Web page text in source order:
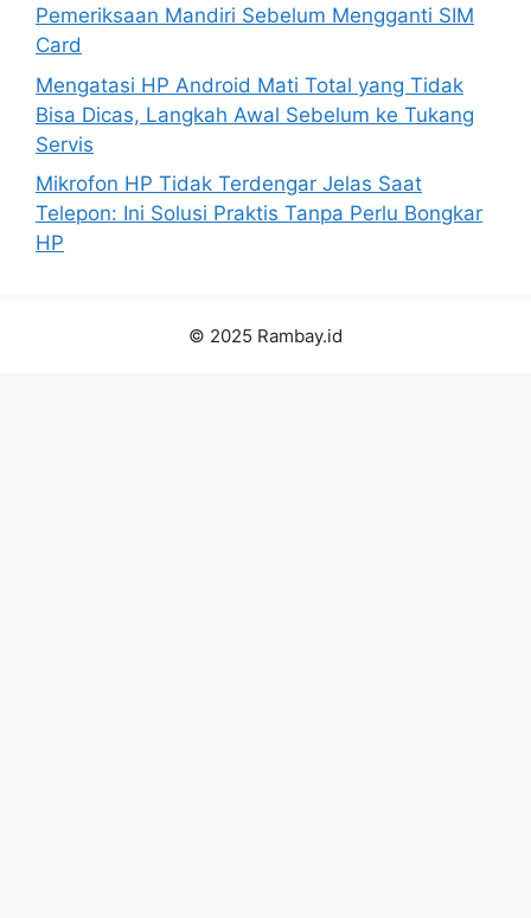
Pemeriksaan Mandiri Sebelum Mengganti SIM
Card
Mengatasi HP Android Mati Total yang Tidak
Bisa Dicas, Langkah Awal Sebelum ke Tukang
Servis
Mikrofon HP Tidak Terdengar Jelas Saat
Telepon: Ini Solusi Praktis Tanpa Perlu Bongkar
HP
© 2025 Rambay.id